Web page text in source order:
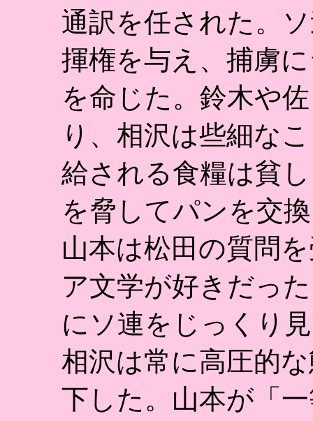
通訳を任された。
揮権を与え、捕虜
を命じた。鈴木や
り、相沢は些細な
給される食糧は貧
を脅してパンを交
山本は松田の質問
ア文学が好きだっ
にソ連をじっくり
相沢は常に高圧的
下した。山本が「